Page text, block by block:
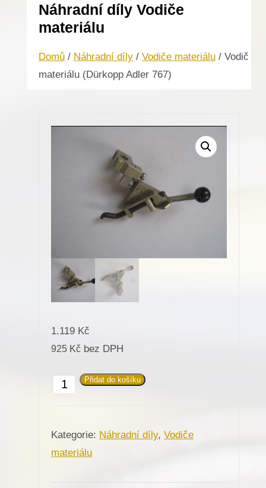
Náhradní díly Vodiče
materiálu
Domů / Náhradní díly / Vodiče materiálu / Vodič
materiálu (Dürkopp Adler 767)
1.119 Kč
925 Kč bez DPH
Vodič
Adler
767)
Přidat do košíku
Kategorie: Náhradní díly, Vodiče
materiálu